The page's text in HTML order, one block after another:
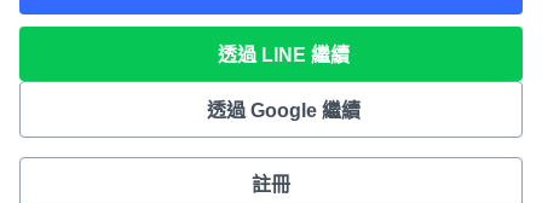
透過 LINE 繼續
透過 Google 繼續
註冊